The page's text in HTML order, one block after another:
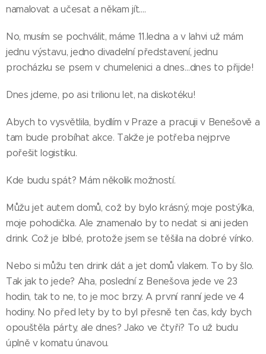
namalovat a učesat a někam jít….
No, musím se pochválit, máme 11.ledna a v lahvi už mám
jednu výstavu, jedno divadelní představení, jednu
procházku se psem v chumelenici a dnes…dnes to přijde!
Dnes jdeme, po asi trilionu let, na diskotéku!
Abych to vysvětlila, bydlím v Praze a pracuji v Benešově a
tam bude probíhat akce. Takže je potřeba nejprve
pořešit logistiku.
Kde budu spát? Mám několik možností.
Můžu jet autem domů, což by bylo krásný, moje postýlka,
moje pohodička. Ale znamenalo by to nedat si ani jeden
drink. Což je blbé, protože jsem se těšila na dobré vínko.
Nebo si můžu ten drink dát a jet domů vlakem. To by šlo.
Tak jak to jede? Aha, poslední z Benešova jede ve 23
hodin, tak to ne, to je moc brzy. A první ranní jede ve 4
hodiny. No před lety by to byl přesně ten čas, kdy bych
opouštěla párty, ale dnes? Jako ve čtyři? To už budu
úplně v komatu únavou.